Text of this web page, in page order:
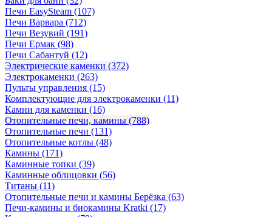
Печи EasySteam (107)
Печи Варвара (712)
Печи Везувий (191)
Печи Ермак (98)
Печи Сабантуй (12)
Электрические каменки (372)
Электрокаменки (263)
Пульты управления (15)
Комплектующие для электрокаменки (11)
Камни для каменки (16)
Отопительные печи, камины (788)
Отопительные печи (131)
Отопительные котлы (48)
Камины (171)
Каминные топки (39)
Каминные облицовки (56)
Титаны (11)
Отопительные печи и камины Берёзка (63)
Печи-камины и биокамины Kratki (17)